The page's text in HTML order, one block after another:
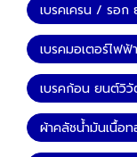
เบรคเครน / รอ
เบรคมอเตอร์ไฟ
เบรคก้อน ยนต์วิ
ผ้าคลัชน้ำมันเนื้อ
เบรค